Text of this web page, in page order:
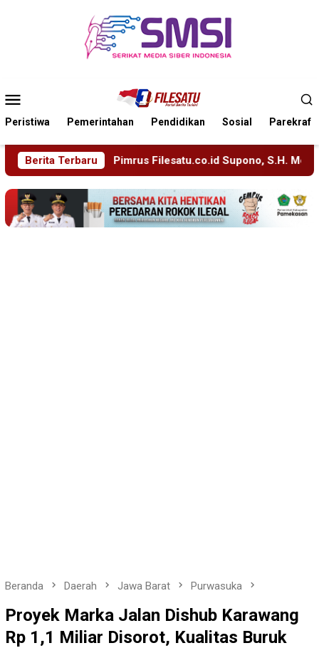
Mobile
Peristiwa Pemerintahan Pendidikan Sosial Parekraf
Berita Terbaru
Supono, S.H. Menuju Tanah Suci, Manajemen Pastikan
Beranda Daerah Jawa Barat Purwasuka
Proyek Marka Jalan Dishub Karawang
Rp 1,1 Miliar Disorot, Kualitas Buruk